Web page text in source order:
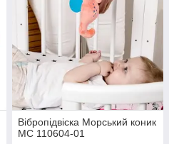
Вібропідвіска Морський коник
МС 110604-01